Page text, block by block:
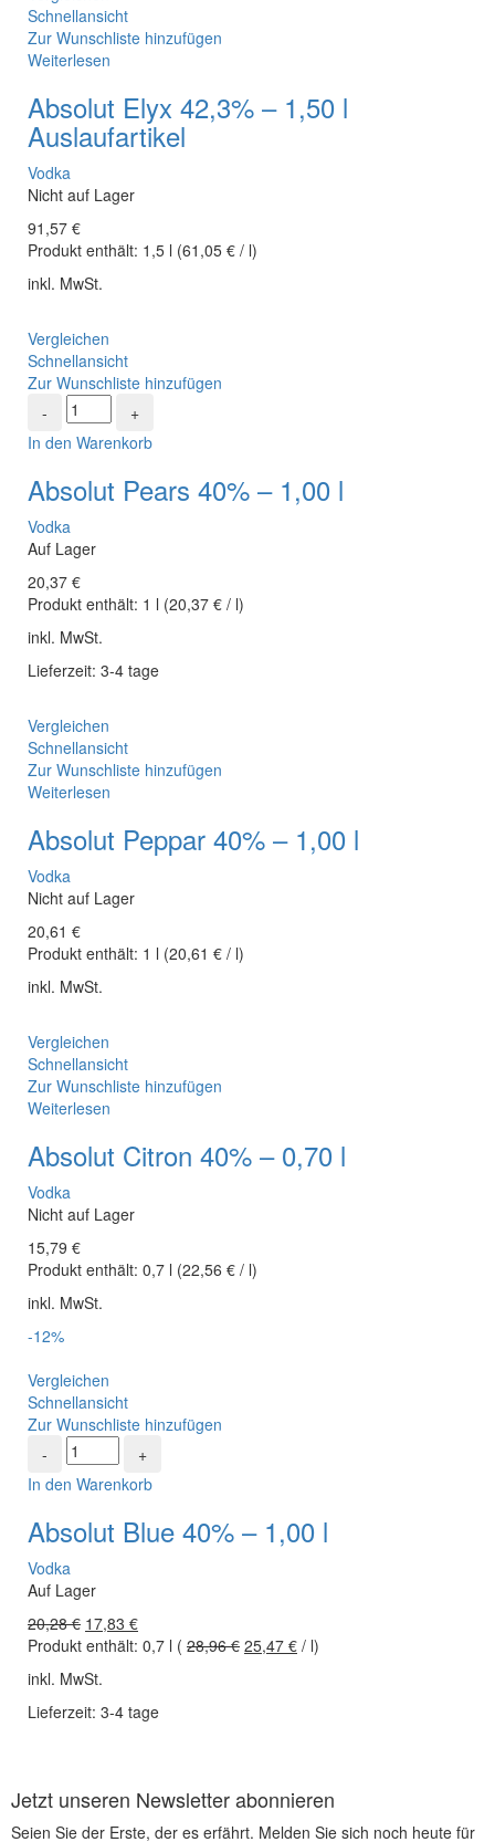
Schnellansicht
Zur Wunschliste hinzufügen
Weiterlesen
Absolut Elyx 42,3% – 1,50 l
Auslaufartikel
Vodka
Nicht auf Lager
91,57 €
Produkt enthält: 1,5 l (61,05 € / l)
inkl. MwSt.
Vergleichen
Schnellansicht
Zur Wunschliste hinzufügen
In den Warenkorb
Absolut Pears 40% – 1,00 l
Vodka
Auf Lager
20,37 €
Produkt enthält: 1 l (20,37 € / l)
inkl. MwSt.
Lieferzeit: 3-4 tage
Vergleichen
Schnellansicht
Zur Wunschliste hinzufügen
Weiterlesen
Absolut Peppar 40% – 1,00 l
Vodka
Nicht auf Lager
20,61 €
Produkt enthält: 1 l (20,61 € / l)
inkl. MwSt.
Vergleichen
Schnellansicht
Zur Wunschliste hinzufügen
Weiterlesen
Absolut Citron 40% – 0,70 l
Vodka
Nicht auf Lager
15,79 €
Produkt enthält: 0,7 l (22,56 € / l)
inkl. MwSt.
-12%
Vergleichen
Schnellansicht
Zur Wunschliste hinzufügen
In den Warenkorb
Absolut Blue 40% – 1,00 l
Vodka
Auf Lager
20,28€ 17,83 €
Produkt enthält: 0,7 l ( 28,96€ 25,47 € / l)
inkl. MwSt.
Lieferzeit: 3-4 tage
Jetzt unseren Newsletter abonnieren
Seien Sie der Erste, der es erfährt. Melden Sie sich noch heute für